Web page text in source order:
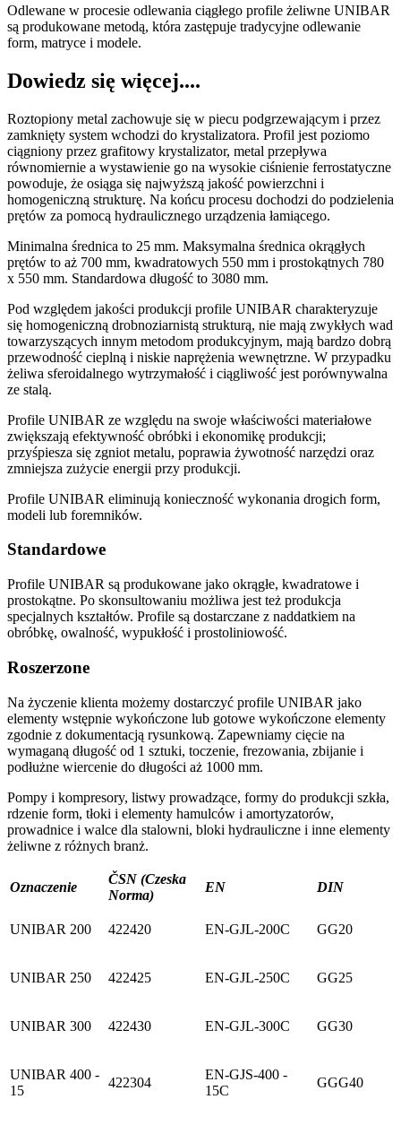
Odlewane w procesie odlewania ciągłego profile żeliwne UNIBAR
są produkowane metodą, która zastępuje tradycyjne odlewanie
form, matryce i modele.
Dowiedz się więcej....
Roztopiony metal zachowuje się w piecu podgrzewającym i przez
zamknięty system wchodzi do krystalizatora. Profil jest poziomo
ciągniony przez grafitowy krystalizator, metal przepływa
równomiernie a wystawienie go na wysokie ciśnienie ferrostatyczne
powoduje, że osiąga się najwyższą jakość powierzchni i
homogeniczną strukturę. Na końcu procesu dochodzi do podzielenia
prętów za pomocą hydraulicznego urządzenia łamiącego.
Minimalna średnica to 25 mm. Maksymalna średnica okrągłych
prętów to aż 700 mm, kwadratowych 550 mm i prostokątnych 780
x 550 mm. Standardowa długość to 3080 mm.
Pod względem jakości produkcji profile UNIBAR charakteryzuje
się homogeniczną drobnoziarnistą strukturą, nie mają zwykłych wad
towarzyszących innym metodom produkcyjnym, mają bardzo dobrą
przewodność cieplną i niskie naprężenia wewnętrzne. W przypadku
żeliwa sferoidalnego wytrzymałość i ciągliwość jest porównywalna
ze stalą.
Profile UNIBAR ze względu na swoje właściwości materiałowe
zwiększają efektywność obróbki i ekonomikę produkcji;
przyśpiesza się zgniot metalu, poprawia żywotność narzędzi oraz
zmniejsza zużycie energii przy produkcji.
Profile UNIBAR eliminują konieczność wykonania drogich form,
modeli lub foremników.
Standardowe
Profile UNIBAR są produkowane jako okrągłe, kwadratowe i
prostokątne. Po skonsultowaniu możliwa jest też produkcja
specjalnych kształtów. Profile są dostarczane z naddatkiem na
obróbkę, owalność, wypukłość i prostoliniowość.
Roszerzone
Na życzenie klienta możemy dostarczyć profile UNIBAR jako
elementy wstępnie wykończone lub gotowe wykończone elementy
zgodnie z dokumentacją rysunkową. Zapewniamy cięcie na
wymaganą długość od 1 sztuki, toczenie, frezowania, zbijanie i
podłużne wiercenie do długości aż 1000 mm.
Pompy i kompresory, listwy prowadzące, formy do produkcji szkła,
rdzenie form, tłoki i elementy hamulców i amortyzatorów,
prowadnice i walce dla stalowni, bloki hydrauliczne i inne elementy
żeliwne z różnych branż.
Oznaczenie
ČSN (Czeska
Norma)
EN DIN
UNIBAR 200 422420 EN-GJL-200C GG20
UNIBAR 250 422425 EN-GJL-250C GG25
UNIBAR 300 422430 EN-GJL-300C GG30
UNIBAR 400 -
15
422304
EN-GJS-400 -
15C
GGG40